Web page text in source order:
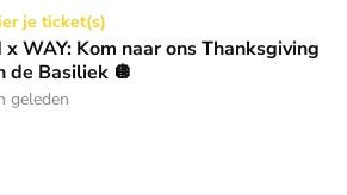
naar ons Thanksgiving gala in de
je ticket(s)
x WAY: Kom naar ons Thanksgiving
de Basiliek 🪩
geleden